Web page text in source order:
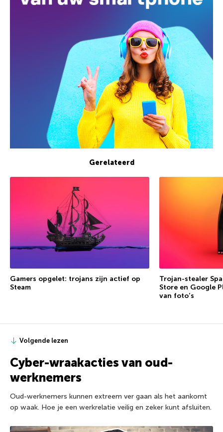
Gerelateerd
Gamers opgelet: trojans zijn actief op
Steam
Trojan-stealer
Store en Google
van foto’s
Volgende lezen
Cyber-wraakacties van oud-
werknemers
Oud-werknemers kunnen extreem ver gaan als het aankomt
op waak. Hoe je een werkrelatie veilig en zeker kunt afsluiten.